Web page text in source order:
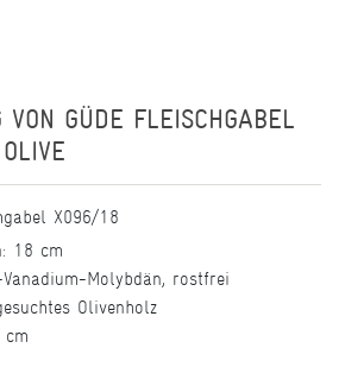
VON GÜDE FLEISCHGABEL
X096/18
18 cm
Molybdän, rostfrei
Olivenholz
cm